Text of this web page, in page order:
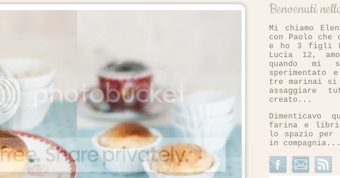
Benvenuti
Mi chiamo
con Paolo che
e ho 3 figli
Lucia 12,
quando mi
tre marinai si
assaggiare
creato...
farina e
lo spazio per
in compagnia...